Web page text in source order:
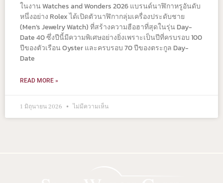
ในงาน Watches and Wonders 2026 แบรนด์นาฬิกาหรูอันดับ
หนึ่งอย่าง Rolex ได้เปิดตัวนาฬิกากลุ่มเครื่องประดับชาย
(Men’s Jewelry Watch) ที่สร้างความฮือฮาที่สุดในรุ่น Day-
Date 40 ซึ่งปีนี้มีความพิเศษอย่างยิ่งเพราะเป็นปีที่ครบรอบ 100
ปีของตัวเรือน Oyster และครบรอบ 70 ปีของตระกูล Day-
Date
READ MORE »
1 มิถุนายน 2026 ไม่มีความเห็น